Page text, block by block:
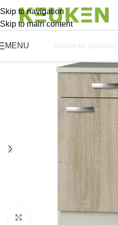
Skip to navigation
Skip to main content
MENU